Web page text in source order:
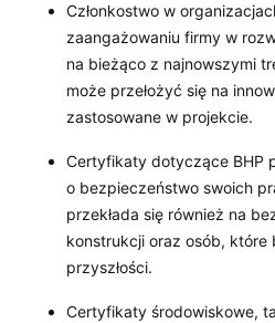
Członkostwo w
zaangażowaniu firmy w
na bieżąco z najnowszymi
może przełożyć się na
zastosowane w projekcie.
Certyfikaty dotyczące BHP
o bezpieczeństwo swoich
przekłada się również na
konstrukcji oraz osób,
przyszłości.
Certyfikaty środowiskowe,